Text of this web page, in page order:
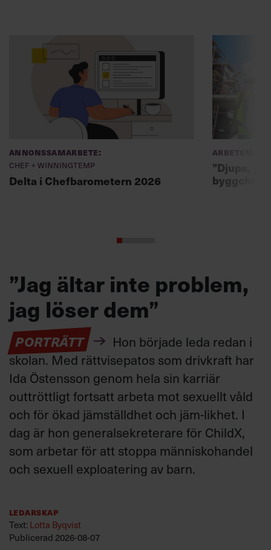
Annonssamarbete:
Chef + Winningtemp
Delta i Chefbarometern 2026
Arbetsmiljö
”Djupa,
”Jag ältar inte problem,
jag löser dem”
PORTRÄTT
Hon började leda redan i
skolan. Med rättvisepatos som drivkraft har
Ida Östensson genom hela sin karriär
outtröttligt fortsatt arbeta mot sexuellt våld
och för ökad jämställdhet och jäm-likhet. I
dag är hon generalsekreterare för ChildX,
som arbetar för att stoppa människohandel
och sexuell exploatering av barn.
Ledarskap
Text: Lotta Byqvist
Publicerad 2026-08-07